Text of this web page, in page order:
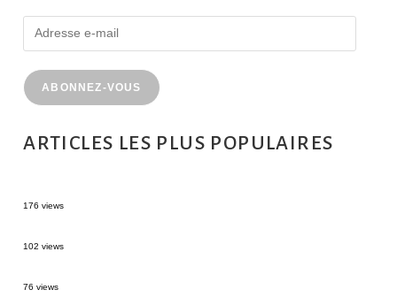
ABONNEZ-VOUS
ARTICLES LES PLUS POPULAIRES
176 views
102 views
76 views